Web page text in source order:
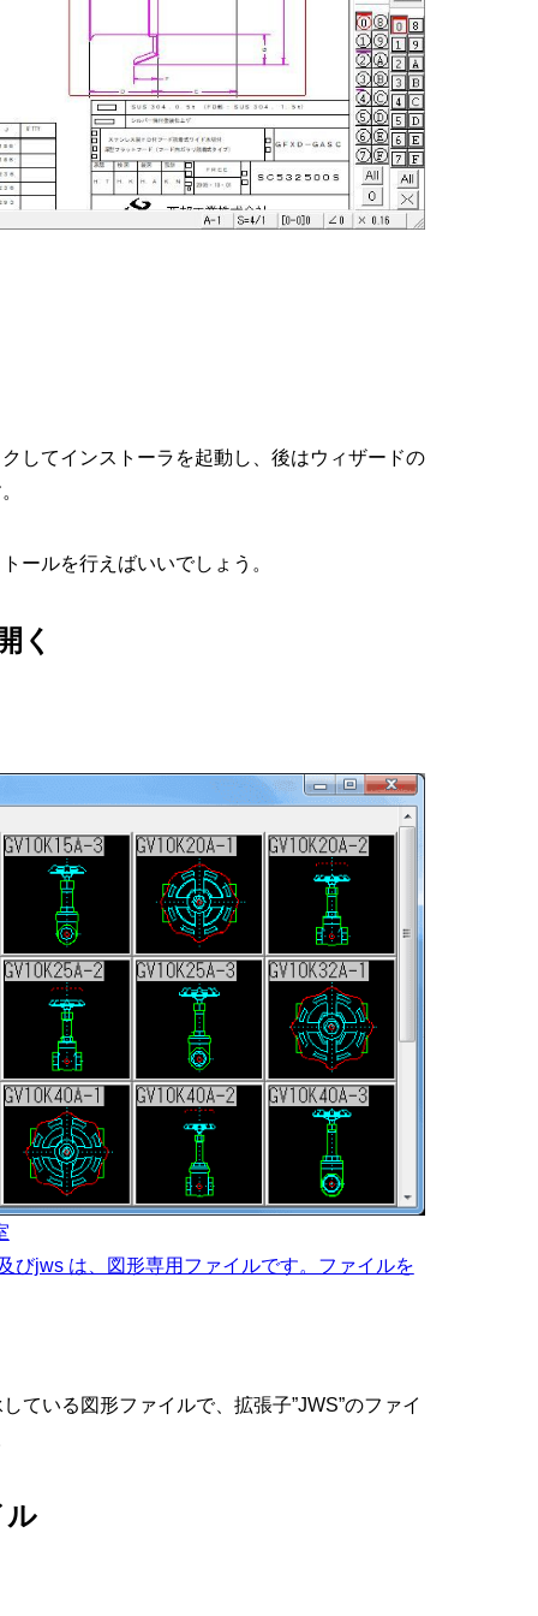
してインストーラを起動し、後はウィザードの
ールを行えばいいでしょう。
く
びjws は、図形専用ファイルです。ファイルを
ている図形ファイルで、拡張子”JWS”のファイ
ル